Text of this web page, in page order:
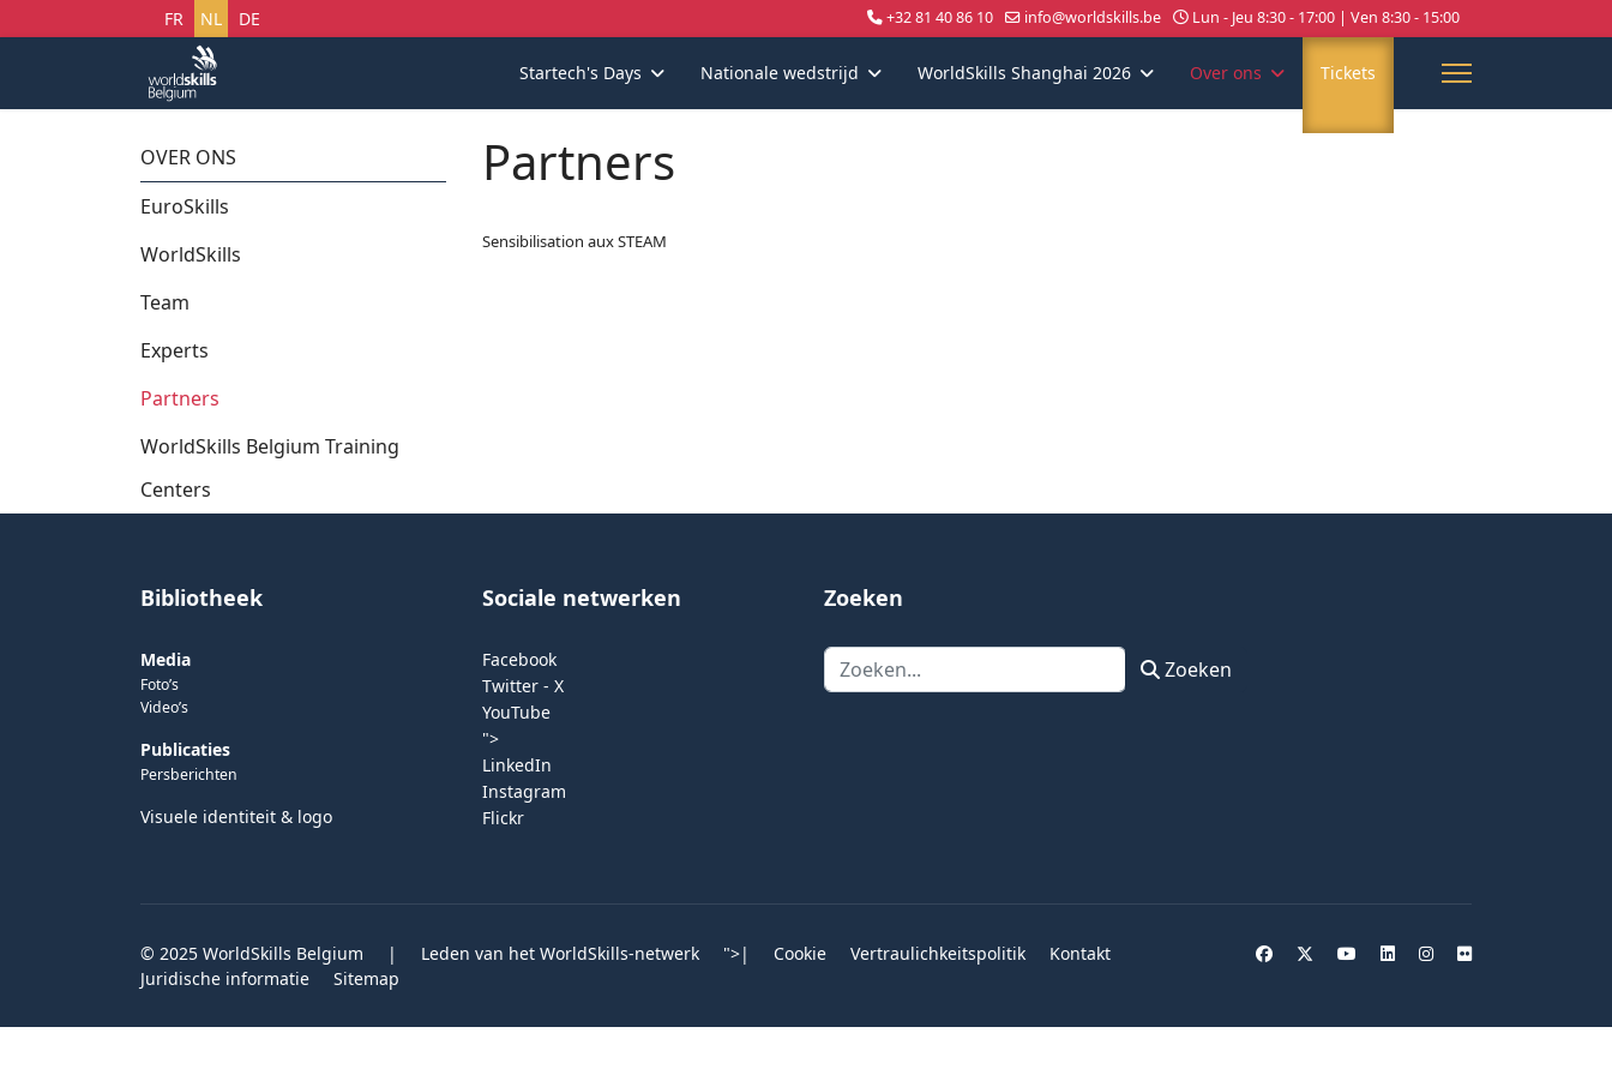
Selecteer uw taal
FR NL DE +32 81 40 86 10 info@worldskills.be Lun - Jeu 8:30 - 17:00 | Ven 8:30 - 15:00
Startech's Days Nationale wedstrijd WorldSkills Shanghai 2026 Over ons Tickets
OVER ONS
EuroSkills
WorldSkills
Team
Experts
Partners
WorldSkills Belgium Training
Centers
Partners
Sensibilisation aux STEAM
Bibliotheek
Media
Foto’s
Video’s
Publicaties
Persberichten
Visuele identiteit & logo
Sociale netwerken
Facebook
Twitter - X
YouTube
">
LinkedIn
Instagram
Flickr
Zoeken
Zoeken Zoeken
© 2025 WorldSkills Belgium | Leden van het WorldSkills-netwerk ">| Cookie Vertraulichkeitspolitik
Kontakt
Juridische informatie
Sitemap